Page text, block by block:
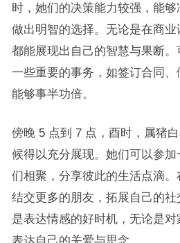
时，她们的决策能力较强，能够
做出明智的选择。无论是在商业
都能展现出自己的智慧与果断
一些重要的事务，如签订合同
能够事半功倍。
傍晚 5 点到 7 点，酉时，属猪
候得以充分展现。她们可以参
们相聚，分享彼此的生活点滴。
结交更多的朋友，拓展自己的
是表达情感的好时机，无论是
表达自己的关爱与思念。